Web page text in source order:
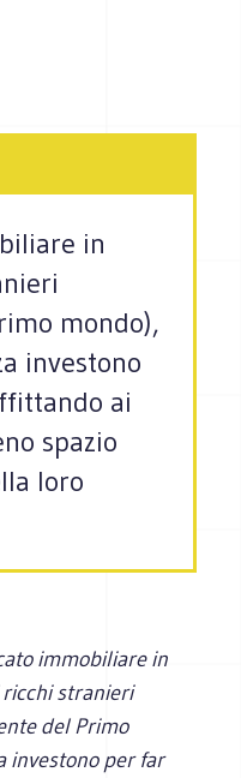
in
mondo),
investono
ai
spazio
loro
immobiliare in
ricchi stranieri
del Primo
investono per far